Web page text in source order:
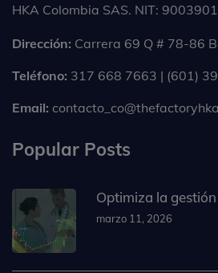
HKA Colombia SAS. NIT:
Dirección: Carrera 69 Q # 78-86
Teléfono: 317 668 7663 | (601)
Email:
Popular Posts
Optimiza la
marzo 11, 2026